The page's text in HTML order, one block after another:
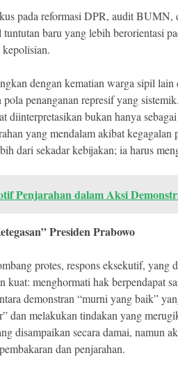
pada reformasi DPR, audit BUMN,
baru yang lebih berorientasi
dengan kematian warga sipil lain
penanganan represif yang
diinterpretasikan bukan hanya
yang mendalam akibat
dari sekadar kebijakan; ia harus
Penjarahan dalam Aksi
Presiden Prabowo
protes, respons eksekutif,
kuat: menghormati hak berpendapat
demonstran “murni yang baik”
dan melakukan tindakan yang
disampaikan secara damai, namun
dan penjarahan.